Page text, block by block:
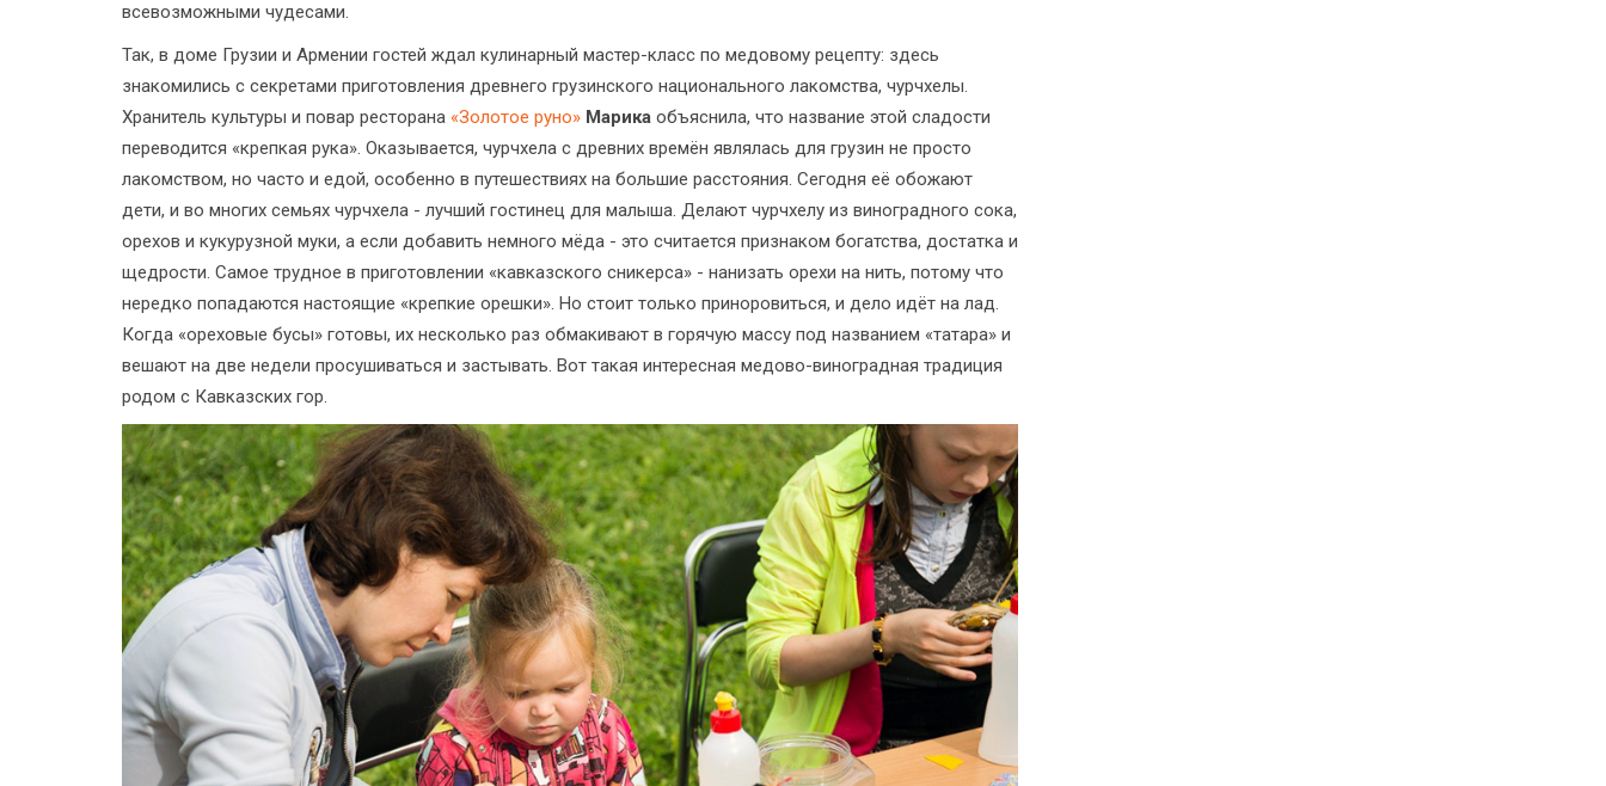
всевозможными чудесами.
Так, в доме Грузии и Армении гостей ждал кулинарный мастер-класс по медовому рецепту: здесь
знакомились с секретами приготовления древнего грузинского национального лакомства, чурчхелы.
Хранитель культуры и повар ресторана «Золотое руно» Марика объяснила, что название этой сладости
переводится «крепкая рука». Оказывается, чурчхела с древних времён являлась для грузин не просто
лакомством, но часто и едой, особенно в путешествиях на большие расстояния. Сегодня её обожают
дети, и во многих семьях чурчхела - лучший гостинец для малыша. Делают чурчхелу из виноградного сока,
орехов и кукурузной муки, а если добавить немного мёда - это считается признаком богатства, достатка и
щедрости. Самое трудное в приготовлении «кавказского сникерса» - нанизать орехи на нить, потому что
нередко попадаются настоящие «крепкие орешки». Но стоит только приноровиться, и дело идёт на лад.
Когда «ореховые бусы» готовы, их несколько раз обмакивают в горячую массу под названием «татара» и
вешают на две недели просушиваться и застывать. Вот такая интересная медово-виноградная традиция
родом с Кавказских гор.